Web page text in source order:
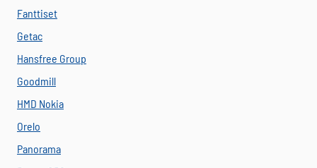
Fanttiset
Getac
Hansfree Group
Goodmill
HMD Nokia
Orelo
Panorama